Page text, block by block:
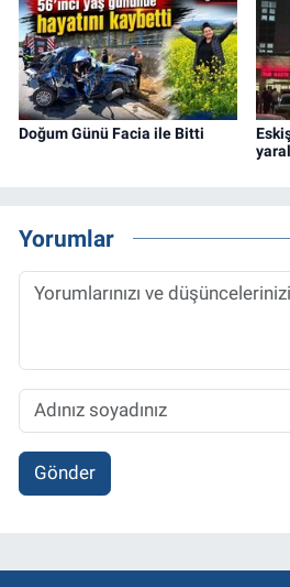
Doğum Günü Facia ile Bitti
Yorumlar
Gönder